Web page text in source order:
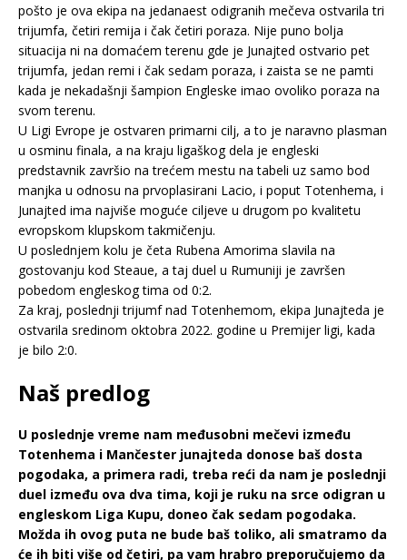
pošto je ova ekipa na jedanaest odigranih mečeva ostvarila tri
trijumfa, četiri remija i čak četiri poraza. Nije puno bolja
situacija ni na domaćem terenu gde je Junajted ostvario pet
trijumfa, jedan remi i čak sedam poraza, i zaista se ne pamti
kada je nekadašnji šampion Engleske imao ovoliko poraza na
svom terenu.
U Ligi Evrope je ostvaren primarni cilj, a to je naravno plasman
u osminu finala, a na kraju ligaškog dela je engleski
predstavnik završio na trećem mestu na tabeli uz samo bod
manjka u odnosu na prvoplasirani Lacio, i poput Totenhema, i
Junajted ima najviše moguće ciljeve u drugom po kvalitetu
evropskom klupskom takmičenju.
U poslednjem kolu je četa Rubena Amorima slavila na
gostovanju kod Steaue, a taj duel u Rumuniji je završen
pobedom engleskog tima od 0:2.
Za kraj, poslednji trijumf nad Totenhemom, ekipa Junajteda je
ostvarila sredinom oktobra 2022. godine u Premijer ligi, kada
je bilo 2:0.
Naš predlog
U poslednje vreme nam međusobni mečevi između
Totenhema i Mančester junajteda donose baš dosta
pogodaka, a primera radi, treba reći da nam je poslednji
duel između ova dva tima, koji je ruku na srce odigran u
engleskom Liga Kupu, doneo čak sedam pogodaka.
Možda ih ovog puta ne bude baš toliko, ali smatramo da
će ih biti više od četiri, pa vam hrabro preporučujemo da